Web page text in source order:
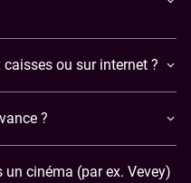
ou sur internet ?
?
cinéma (par ex. Vevey)